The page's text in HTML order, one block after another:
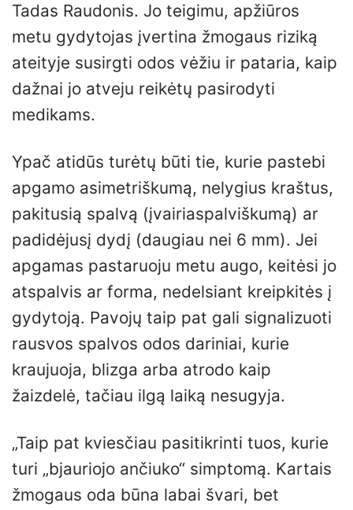
Tadas Raudonis. Jo teigimu, apžiūros
metu gydytojas įvertina žmogaus riziką
ateityje susirgti odos vėžiu ir pataria, kaip
dažnai jo atveju reikėtų pasirodyti
medikams.
Ypač atidūs turėtų būti tie, kurie pastebi
apgamo asimetriškumą, nelygius kraštus,
pakitusią spalvą (įvairiaspalviškumą) ar
padidėjusį dydį (daugiau nei 6 mm). Jei
apgamas pastaruoju metu augo, keitėsi jo
atspalvis ar forma, nedelsiant kreipkitės į
gydytoją. Pavojų taip pat gali signalizuoti
rausvos spalvos odos dariniai, kurie
kraujuoja, blizga arba atrodo kaip
žaizdelė, tačiau ilgą laiką nesugyja.
„Taip pat kviesčiau pasitikrinti tuos, kurie
turi „bjauriojo ančiuko“ simptomą. Kartais
žmogaus oda būna labai švari, bet